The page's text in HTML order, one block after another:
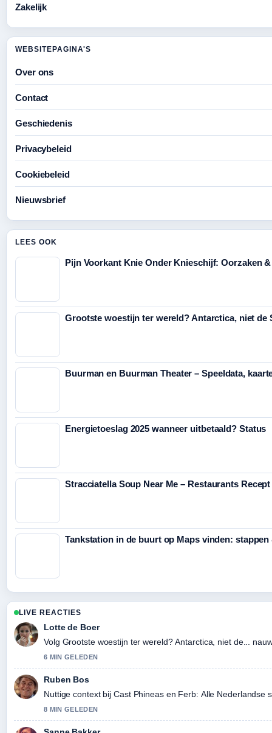
Zakelijk
WEBSITEPAGINA'S
Over ons
Contact
Geschiedenis
Privacybeleid
Cookiebeleid
Nieuwsbrief
LEES OOK
Pijn Voorkant Knie Onder Knieschijf: Oorzaken
Grootste woestijn ter wereld? Antarctica, niet de
Buurman en Buurman Theater – Speeldata,
Energietoeslag 2025 wanneer uitbetaald? Status
Stracciatella Soup Near Me – Restaurants
Tankstation in de buurt op Maps vinden:
LIVE REACTIES
Lotte de Boer
Volg Grootste woestijn ter wereld? Antarctica, niet de...
6 MIN GELEDEN
Ruben Bos
Nuttige context bij Cast Phineas en Ferb: Alle
8 MIN GELEDEN